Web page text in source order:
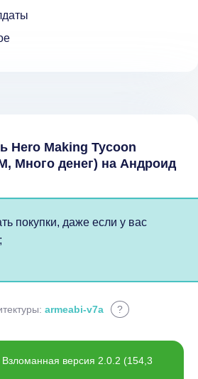
Hero Making Tycoon
Много денег) на Андроид
покупки, даже если у вас
armeabi-v7a ?
версия 2.0.2 (154,3